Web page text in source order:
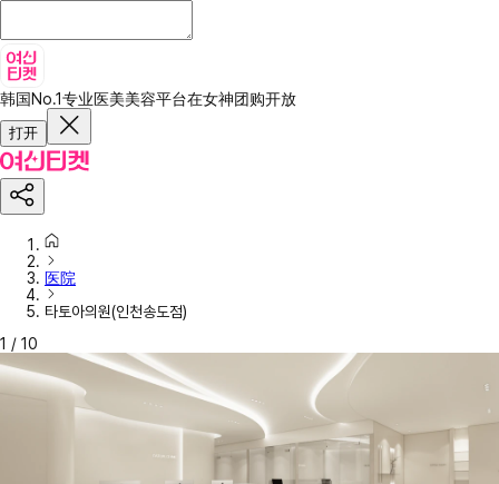
韩国No.1专业医美美容平台在女神团购开放
打开
医院
타토아의원(인천송도점)
1 / 10